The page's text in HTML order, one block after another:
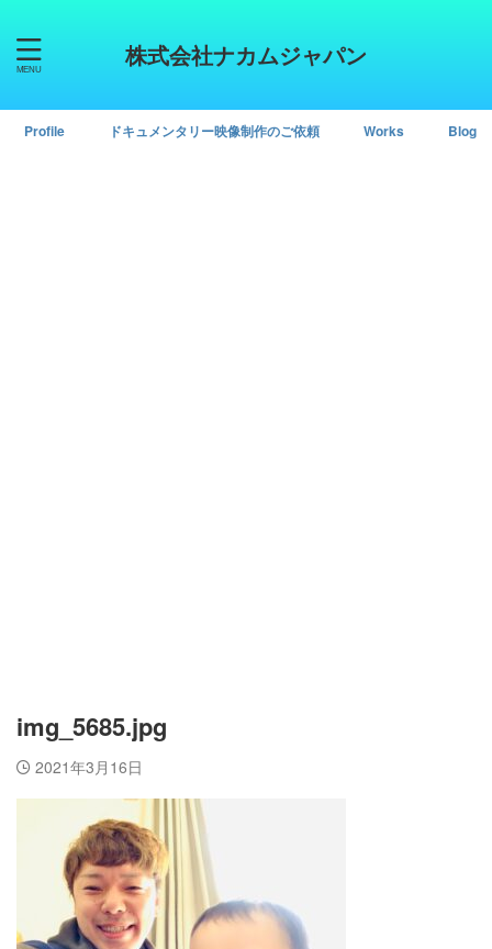
株式会社ナカムジャパン
Profile ドキュメンタリー映像制作のご依頼 Works Blog
img_5685.jpg
2021年3月16日